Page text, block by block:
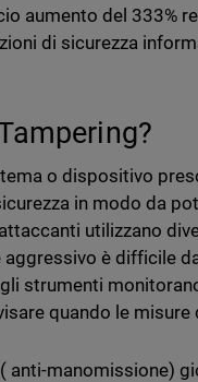
aumento del 333%
di sicurezza
o dispositivo
in modo da
utilizzano
è difficile
strumenti
quando le
anti-manomissione)